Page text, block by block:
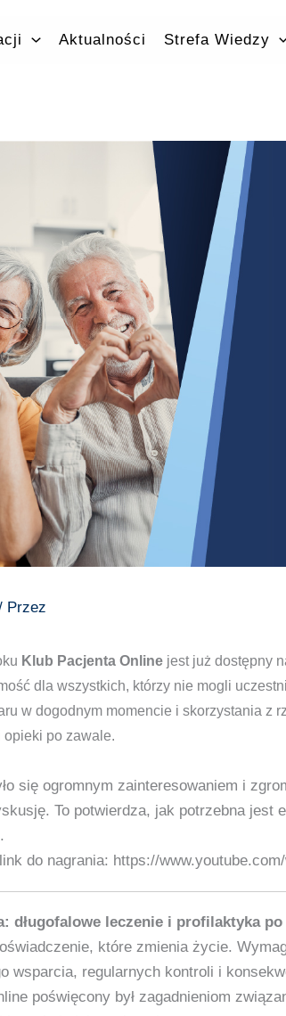
Aktualności Strefa Wiedzy
Przez
Klub Pacjenta Online jest już dostępny
dla wszystkich, którzy nie mogli
w dogodnym momencie i skorzystania z
opieki po zawale.
się ogromnym zainteresowaniem i
To potwierdza, jak potrzebna
do nagrania: https://
długofalowe leczenie i profilaktyka po
które zmienia życie.
wsparcia, regularnych kontroli i
poświęcony był zagadnieniom